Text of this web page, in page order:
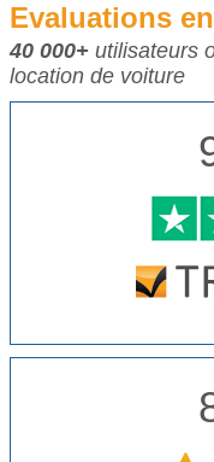
Evaluations
40 000+ utilisateurs
location de voiture